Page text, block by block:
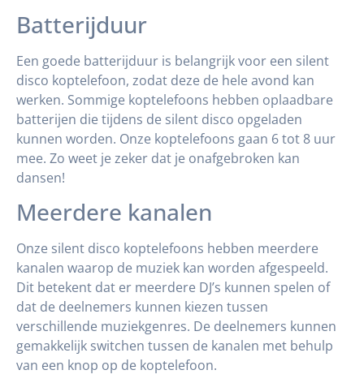
Batterijduur
Een goede batterijduur is belangrijk voor een silent
disco koptelefoon, zodat deze de hele avond kan
werken. Sommige koptelefoons hebben oplaadbare
batterijen die tijdens de silent disco opgeladen
kunnen worden. Onze koptelefoons gaan 6 tot 8 uur
mee. Zo weet je zeker dat je onafgebroken kan
dansen!
Meerdere kanalen
Onze silent disco koptelefoons hebben meerdere
kanalen waarop de muziek kan worden afgespeeld.
Dit betekent dat er meerdere DJ’s kunnen spelen of
dat de deelnemers kunnen kiezen tussen
verschillende muziekgenres. De deelnemers kunnen
gemakkelijk switchen tussen de kanalen met behulp
van een knop op de koptelefoon.